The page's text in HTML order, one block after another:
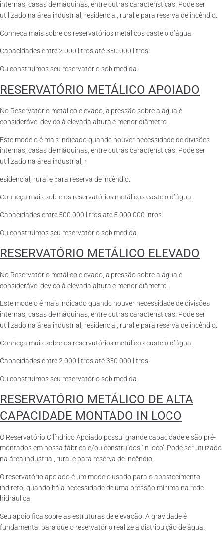
internas, casas de máquinas, entre outras características. Pode ser
utilizado na área industrial, residencial, rural e para reserva de incêndio.
Conheça mais sobre os reservatórios metálicos castelo d’água.
Capacidades entre 2.000 litros até 350.000 litros.
Ou construímos seu reservatório sob medida.
RESERVATÓRIO METÁLICO APOIADO
No Reservatório metálico elevado, a pressão sobre a água é
considerável devido à elevada altura e menor diâmetro.
Este modelo é mais indicado quando houver necessidade de divisões
internas, casas de máquinas, entre outras características. Pode ser
utilizado na área industrial, r
esidencial, rural e para reserva de incêndio.
Conheça mais sobre os reservatórios metálicos castelo d’água.
Capacidades entre 500.000 litros até 5.000.000 litros.
Ou construímos seu reservatório sob medida.
RESERVATÓRIO METÁLICO ELEVADO
No Reservatório metálico elevado, a pressão sobre a água é
considerável devido à elevada altura e menor diâmetro.
Este modelo é mais indicado quando houver necessidade de divisões
internas, casas de máquinas, entre outras características. Pode ser
utilizado na área industrial, residencial, rural e para reserva de incêndio.
Conheça mais sobre os reservatórios metálicos castelo d’água.
Capacidades entre 2.000 litros até 350.000 litros.
Ou construímos seu reservatório sob medida.
RESERVATÓRIO METÁLICO DE ALTA
CAPACIDADE MONTADO IN LOCO
O Reservatório Cilíndrico Apoiado possui grande capacidade e são pré-
montados em nossa fábrica e/ou construídos ‘in loco’. Pode ser utilizado
na área industrial, rural e para reserva de incêndio.
O reservatório apoiado é um modelo usado para o abastecimento
indireto, quando há a necessidade de uma pressão mínima na rede
hidráulica.
Seu apoio fica sobre as estruturas de elevação. A gravidade é
fundamental para que o reservatório realize a distribuição de água.